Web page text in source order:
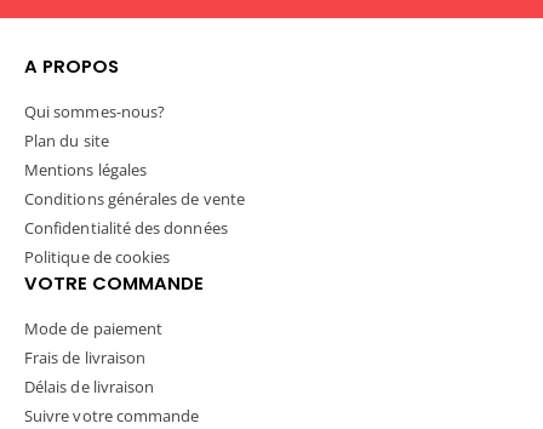
A PROPOS
Qui sommes-nous?
Plan du site
Mentions légales
Conditions générales de vente
Confidentialité des données
Politique de cookies
VOTRE COMMANDE
Mode de paiement
Frais de livraison
Délais de livraison
Suivre votre commande